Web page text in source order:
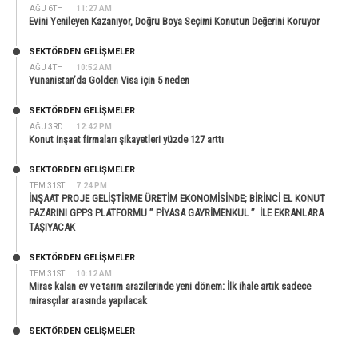
AĞU 6TH 11:27 AM
Evini Yenileyen Kazanıyor, Doğru Boya Seçimi Konutun Değerini Koruyor
AĞU 4TH 10:52 AM
SEKTÖRDEN GELIŞMELER
Yunanistan’da Golden Visa için 5 neden
AĞU 3RD 12:42 PM
SEKTÖRDEN GELIŞMELER
Konut inşaat firmaları şikayetleri yüzde 127 arttı
TEM 31ST 7:24 PM
SEKTÖRDEN GELIŞMELER
İNŞAAT PROJE GELİŞTİRME ÜRETİM EKONOMİSİNDE; BİRİNCİ EL KONUT
PAZARINI GPPS PLATFORMU ” PİYASA GAYRİMENKUL ” İLE EKRANLARA
TAŞIYACAK
TEM 31ST 10:12 AM
SEKTÖRDEN GELIŞMELER
Miras kalan ev ve tarım arazilerinde yeni dönem: İlk ihale artık sadece
mirasçılar arasında yapılacak
SEKTÖRDEN GELIŞMELER